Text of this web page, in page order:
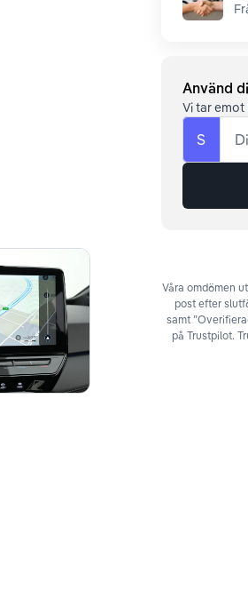
Använd
Vi tar
S
Våra omdömen
post efter
samt
på Trustpilot.